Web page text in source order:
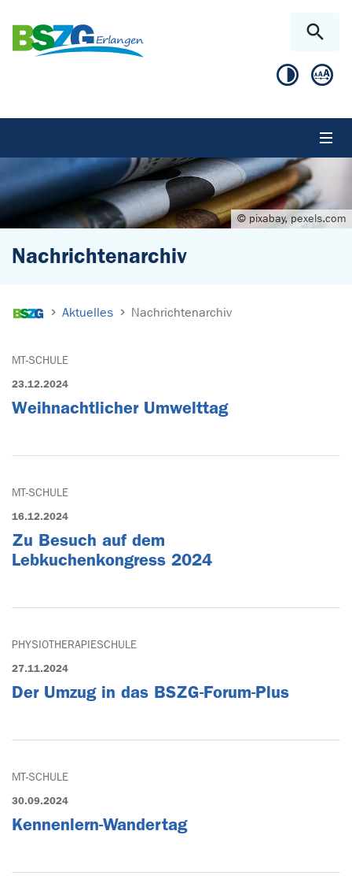
© pixabay, pexels.com
Nachrichtenarchiv
Aktuelles Nachrichtenarchiv
MT-SCHULE
23.12.2024
Weihnachtlicher Umwelttag
MT-SCHULE
16.12.2024
Zu Besuch auf dem
Lebkuchenkongress 2024
PHYSIOTHERAPIESCHULE
27.11.2024
Der Umzug in das BSZG-Forum-Plus
MT-SCHULE
30.09.2024
Kennenlern-Wandertag